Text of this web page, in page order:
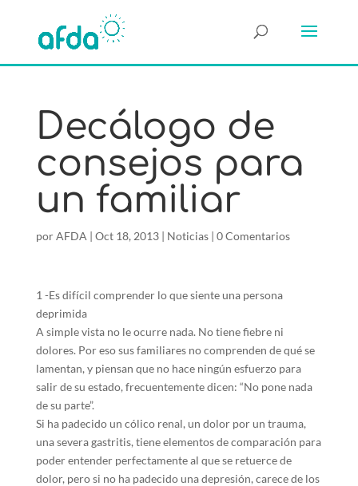
Decálogo de
consejos para
un familiar
porAFDA | Oct 18, 2013| Noticias| 0 Comentarios
1 -Es difícil comprender lo que siente una persona
deprimida
A simple vista no le ocurre nada. No tiene fiebre ni
dolores. Por eso sus familiares no comprenden de qué se
lamentan, y piensan que no hace ningún esfuerzo para
salir de su estado, frecuentemente dicen: “No pone nada
de su parte”.
Si ha padecido un cólico renal, un dolor por un trauma,
una severa gastritis, tiene elementos de comparación para
poder entender perfectamente al que se retuerce de
dolor, pero si no ha padecido una depresión, carece de los